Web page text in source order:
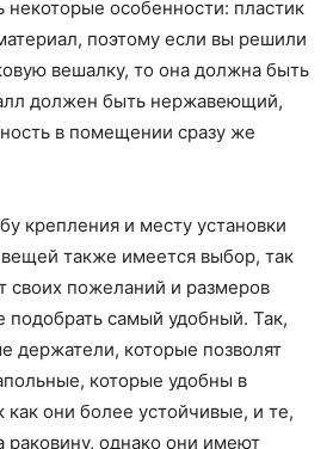
некоторые особенности: пластик
поэтому если вы решили
вешалку, то она должна быть
должен быть нержавеющий,
в помещении сразу же
крепления и месту установки
также имеется выбор, так
своих пожеланий и размеров
подобрать самый удобный. Так,
держатели, которые позволят
которые удобны в
как они более устойчивые, и те,
раковину, однако они имеют